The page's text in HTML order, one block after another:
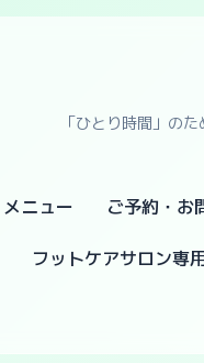
「ひとり時間」の
メニュー ご予約・お
フットケアサロン専